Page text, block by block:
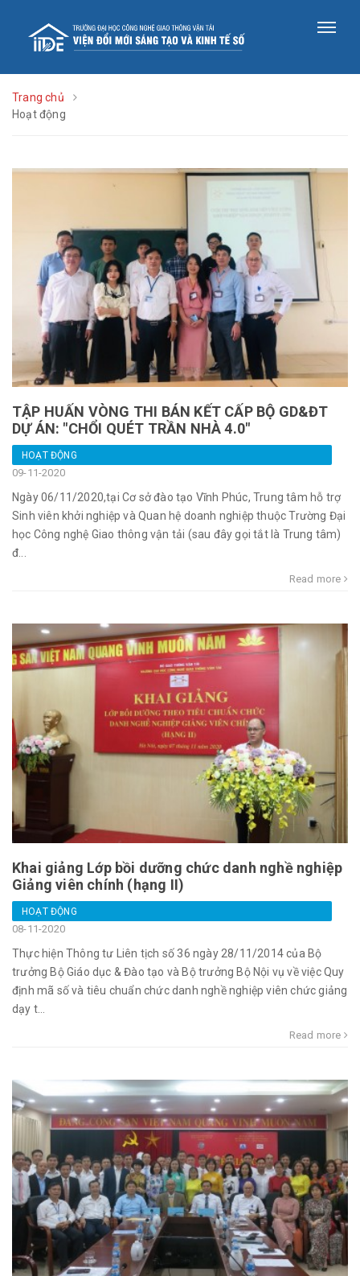
Trang chủ
Hoạt động
TẬP HUẤN VÒNG THI BÁN KẾT CẤP BỘ GD&ĐT
DỰ ÁN: "CHỔI QUÉT TRẦN NHÀ 4.0"
HOẠT ĐỘNG
09-11-2020
Ngày 06/11/2020,tại Cơ sở đào tạo Vĩnh Phúc, Trung tâm hỗ trợ
Sinh viên khởi nghiệp và Quan hệ doanh nghiệp thuộc Trường Đại
học Công nghệ Giao thông vận tải (sau đây gọi tắt là Trung tâm)
đ...
Read more
Khai giảng Lớp bồi dưỡng chức danh nghề nghiệp
Giảng viên chính (hạng II)
HOẠT ĐỘNG
08-11-2020
Thực hiện Thông tư Liên tịch số 36 ngày 28/11/2014 của Bộ
trưởng Bộ Giáo dục & Đào tạo và Bộ trưởng Bộ Nội vụ về việc Quy
định mã số và tiêu chuẩn chức danh nghề nghiệp viên chức giảng
dạy t...
Read more